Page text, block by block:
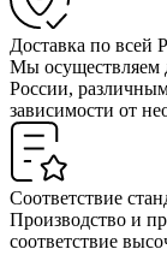
Доставка по всей
Мы осуществляем
России,
зависимости от
Соответствие
Производство и
соответствие